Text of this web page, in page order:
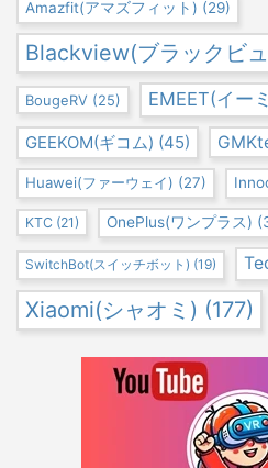
Amazfit(アマズフィット) (29)
Blackview(ブラックビ
BougeRV (25) EMEET(イー
GEEKOM(ギコム) (45)
Huawei(ファーウェイ) (27)
KTC (21) OnePlus(ワンプラス)
SwitchBot(スイッチボット) (19)
Xiaomi(シャオミ) (177)